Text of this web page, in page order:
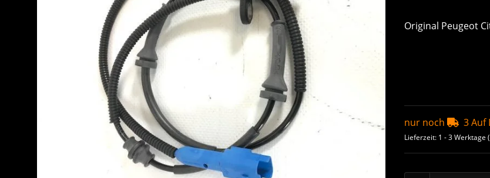
Original Peugeot
nur noch 3 Auf
Lieferzeit: 1 - 3 Werktage